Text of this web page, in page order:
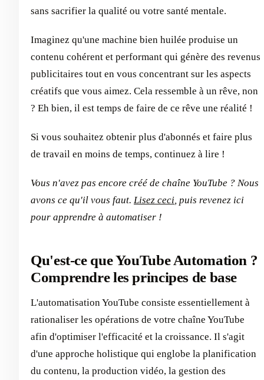
sans sacrifier la qualité ou votre santé mentale.
Imaginez qu'une machine bien huilée produise un
contenu cohérent et performant qui génère des revenus
publicitaires tout en vous concentrant sur les aspects
créatifs que vous aimez. Cela ressemble à un rêve, non
? Eh bien, il est temps de faire de ce rêve une réalité !
Si vous souhaitez obtenir plus d'abonnés et faire plus
de travail en moins de temps, continuez à lire !
Vous n'avez pas encore créé de chaîne YouTube ? Nous
avons ce qu'il vous faut. Lisez ceci, puis revenez ici
pour apprendre à automatiser !
Qu'est-ce que YouTube Automation ?
Comprendre les principes de base
L'automatisation YouTube consiste essentiellement à
rationaliser les opérations de votre chaîne YouTube
afin d'optimiser l'efficacité et la croissance. Il s'agit
d'une approche holistique qui englobe la planification
du contenu, la production vidéo, la gestion des